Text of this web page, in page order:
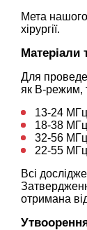
Мета нашого
хірургії.
Матеріали
Для
як В-режим,
13-24
18-38
32-56
22-55
Всі
отримана